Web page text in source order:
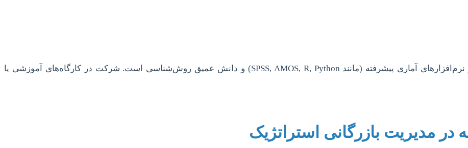
تحلیل داده‌ها، به خصوص در مقطع دکتری، نیازمند تسلط بر نرم‌افزارهای آماری پیشرفته (مانند SPSS, AMOS, R, Python) و دانش عمیق روش‌شناسی است. شرکت در کارگاه‌های آموزشی یا
در مدیریت بازرگانی استراتژیک